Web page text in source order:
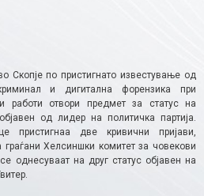
Скопје по пристигнато известување од
и дигитална форензика при
работи отвори предмет за статус на
од лидер на политичка партија.
пристигнаа две кривични пријави,
Хелсиншки комитет за човекови
однесуваат на друг статус објавен на